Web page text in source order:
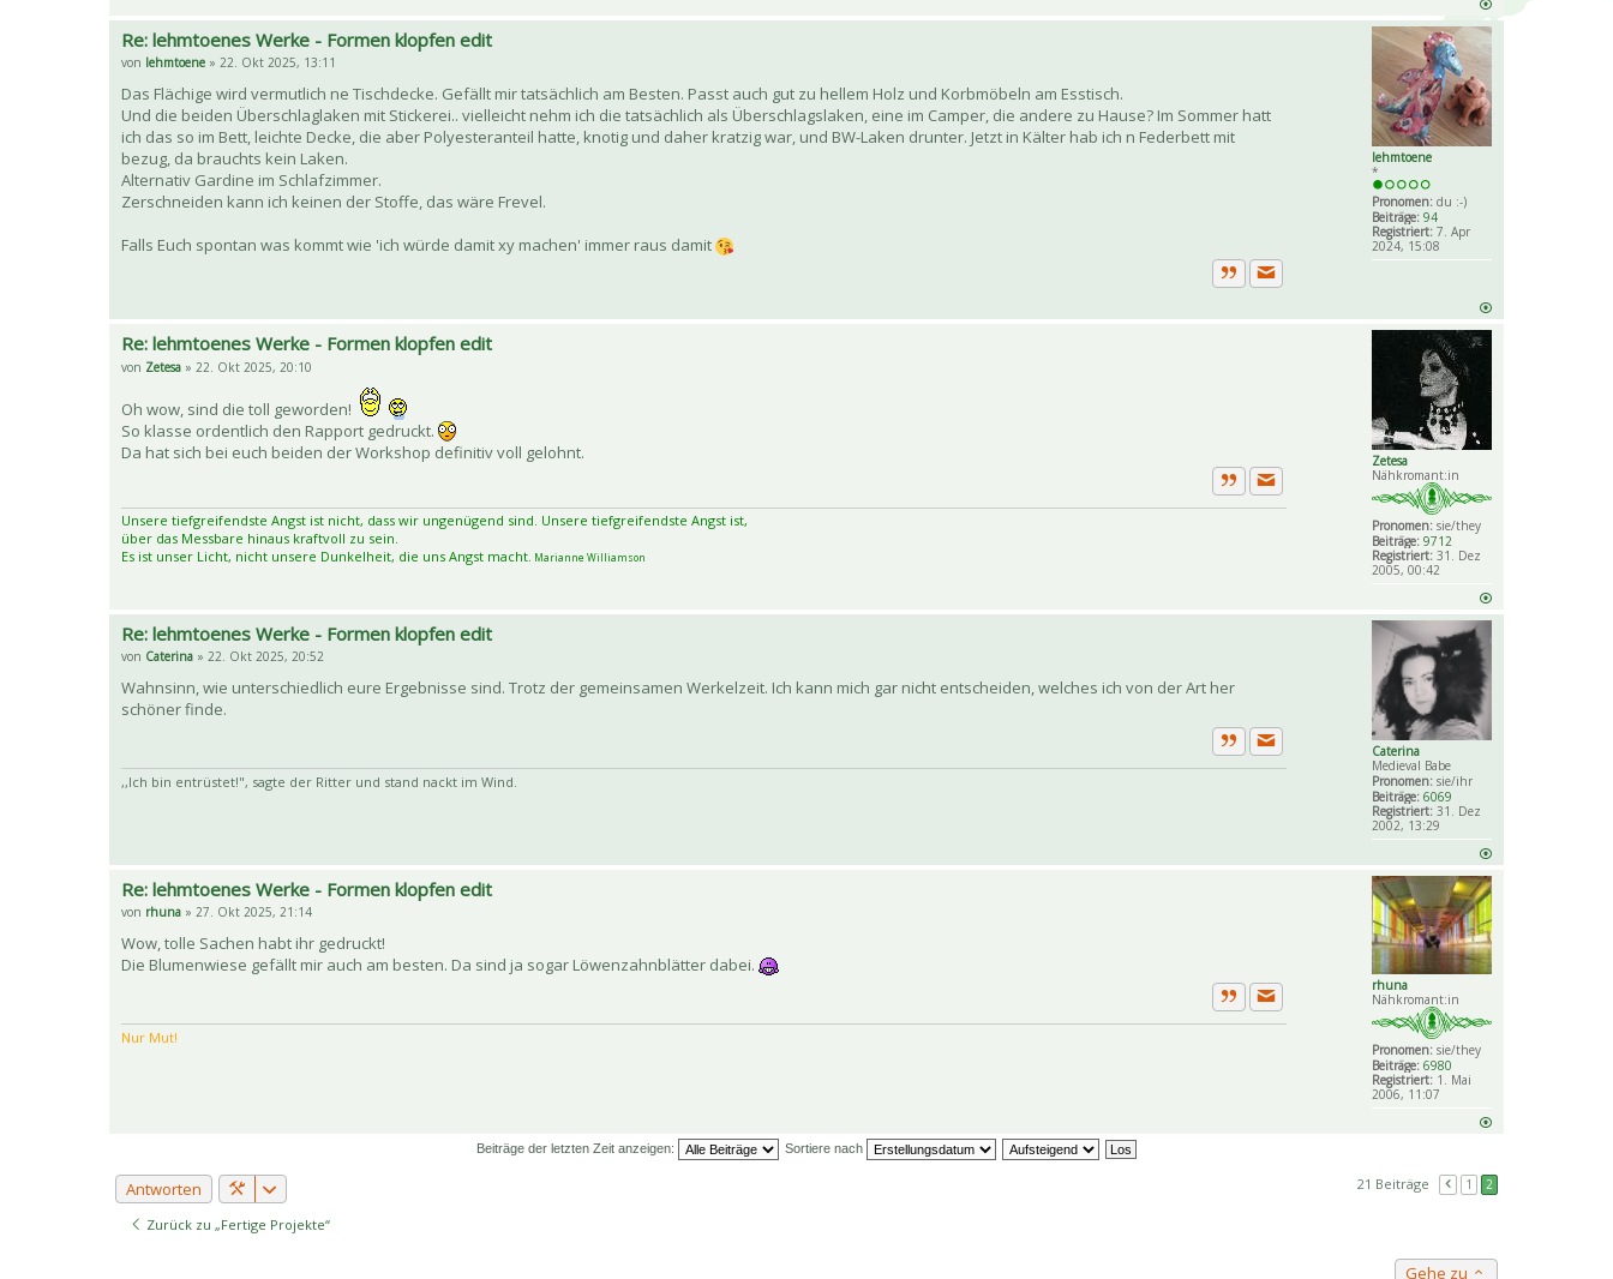
lehmtoene
*
Pronomen: du :-)
Beiträge: 94
Registriert: 7. Apr
2024, 15:08
Re: lehmtoenes Werke - Formen klopfen edit
von lehmtoene » 22. Okt 2025, 13:11
Das Flächige wird vermutlich ne Tischdecke. Gefällt mir tatsächlich am Besten. Passt auch gut zu hellem Holz und Korbmöbeln am Esstisch.
Und die beiden Überschlaglaken mit Stickerei.. vielleicht nehm ich die tatsächlich als Überschlagslaken, eine im Camper, die andere zu Hause? Im Sommer hatt
ich das so im Bett, leichte Decke, die aber Polyesteranteil hatte, knotig und daher kratzig war, und BW-Laken drunter. Jetzt in Kälter hab ich n Federbett mit
bezug, da brauchts kein Laken.
Alternativ Gardine im Schlafzimmer.
Zerschneiden kann ich keinen der Stoffe, das wäre Frevel.
Falls Euch spontan was kommt wie 'ich würde damit xy machen' immer raus damit
ZitatPrivate Nachricht senden
Zetesa
Nähkromant:in
Pronomen: sie/they
Beiträge: 9712
Registriert: 31. Dez
2005, 00:42
Re: lehmtoenes Werke - Formen klopfen edit
von Zetesa » 22. Okt 2025, 20:10
Oh wow, sind die toll geworden!
So klasse ordentlich den Rapport gedruckt.
Da hat sich bei euch beiden der Workshop definitiv voll gelohnt.
ZitatPrivate Nachricht senden
Unsere tiefgreifendste Angst ist nicht, dass wir ungenügend sind. Unsere tiefgreifendste Angst ist,
über das Messbare hinaus kraftvoll zu sein.
Es ist unser Licht, nicht unsere Dunkelheit, die uns Angst macht. Marianne Williamson
Caterina
Medieval Babe
Pronomen: sie/ihr
Beiträge: 6069
Registriert: 31. Dez
2002, 13:29
Re: lehmtoenes Werke - Formen klopfen edit
von Caterina » 22. Okt 2025, 20:52
Wahnsinn, wie unterschiedlich eure Ergebnisse sind. Trotz der gemeinsamen Werkelzeit. Ich kann mich gar nicht entscheiden, welches ich von der Art her
schöner finde.
ZitatPrivate Nachricht senden
,,Ich bin entrüstet!", sagte der Ritter und stand nackt im Wind.
rhuna
Nähkromant:in
Pronomen: sie/they
Beiträge: 6980
Registriert: 1. Mai
2006, 11:07
Re: lehmtoenes Werke - Formen klopfen edit
von rhuna » 27. Okt 2025, 21:14
Wow, tolle Sachen habt ihr gedruckt!
Die Blumenwiese gefällt mir auch am besten. Da sind ja sogar Löwenzahnblätter dabei.
ZitatPrivate Nachricht senden
Nur Mut!
Beiträge der letzten Zeit anzeigen: Sortiere nach
Antworten 21 Beiträge 1 2
Zurück zu „Fertige Projekte“
Gehe zu